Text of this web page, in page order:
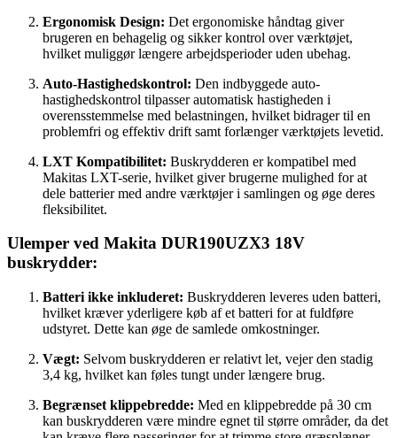
Ergonomisk Design: Det ergonomiske håndtag giver
brugeren en behagelig og sikker kontrol over værktøjet,
hvilket muliggør længere arbejdsperioder uden ubehag.
Auto-Hastighedskontrol: Den indbyggede auto-
hastighedskontrol tilpasser automatisk hastigheden i
overensstemmelse med belastningen, hvilket bidrager til en
problemfri og effektiv drift samt forlænger værktøjets levetid.
LXT Kompatibilitet: Buskrydderen er kompatibel med
Makitas LXT-serie, hvilket giver brugerne mulighed for at
dele batterier med andre værktøjer i samlingen og øge deres
fleksibilitet.
Ulemper ved Makita DUR190UZX3 18V
buskrydder:
Batteri ikke inkluderet: Buskrydderen leveres uden batteri,
hvilket kræver yderligere køb af et batteri for at fuldføre
udstyret. Dette kan øge de samlede omkostninger.
Vægt: Selvom buskrydderen er relativt let, vejer den stadig
3,4 kg, hvilket kan føles tungt under længere brug.
Begrænset klippebredde: Med en klippebredde på 30 cm
kan buskrydderen være mindre egnet til større områder, da det